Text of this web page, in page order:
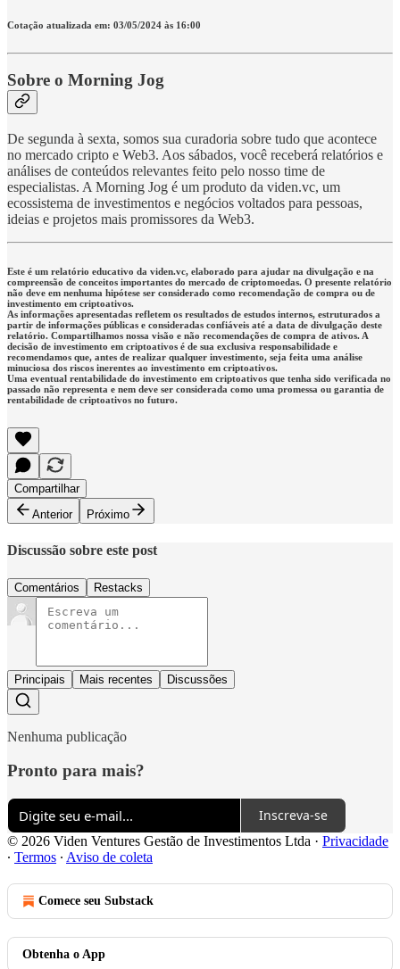
Cotação atualizada em: 03/05/2024 às 16:00
Sobre o Morning Jog
De segunda à sexta, somos sua curadoria sobre tudo que acontece
no mercado cripto e Web3. Aos sábados, você receberá relatórios e
análises de conteúdos relevantes feito pelo nosso time de
especialistas. A Morning Jog é um produto da viden.vc, um
ecossistema de investimentos e negócios voltados para pessoas,
ideias e projetos mais promissores da Web3.
Este é um relatório educativo da viden.vc, elaborado para ajudar na divulgação e na
compreensão de conceitos importantes do mercado de criptomoedas. O presente relatório
não deve em nenhuma hipótese ser considerado como recomendação de compra ou de
investimento em criptoativos.
As informações apresentadas refletem os resultados de estudos internos, estruturados a
partir de informações públicas e consideradas confiáveis até a data de divulgação deste
relatório. Compartilhamos nossa visão e não recomendações de compra de ativos. A
decisão de investimento em criptoativos é de sua exclusiva responsabilidade e
recomendamos que, antes de realizar qualquer investimento, seja feita uma análise
minuciosa dos riscos inerentes ao investimento em criptoativos.
Uma eventual rentabilidade do investimento em criptoativos que tenha sido verificada no
passado não representa e nem deve ser considerada como uma promessa ou garantia de
rentabilidade de criptoativos no futuro.
Compartilhar
Anterior
Próximo
Discussão sobre este post
Comentários Restacks
Principais Mais recentes Discussões
Nenhuma publicação
Pronto para mais?
Inscreva-se
© 2026 Viden Ventures Gestão de Investimentos Ltda · Privacidade
∙ Termos ∙ Aviso de coleta
Comece seu Substack
Obtenha o App